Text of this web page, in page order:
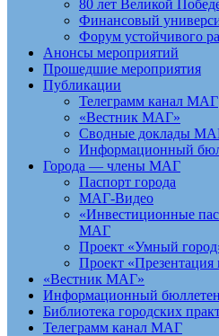
80 лет Великой
Финансовый
Форум устойчивого
Анонсы мероприятий
Прошедшие мероприятия
Публикации
Телеграмм канал МАГ
«Вестник МАГ»
Сводные доклады
Информационный
Города — члены МАГ
Паспорт города
МАГ-Видео
«Инвестиционные
МАГ
Проект «Умный
Проект
«Вестник МАГ»
Информационный
Библиотека городских
Телеграмм канал МАГ